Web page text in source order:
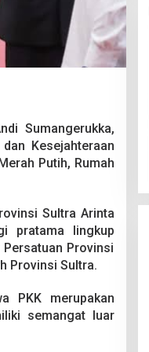
Sumangerukka,
Kesejahteraan
Putih, Rumah
Sultra Arinta
pratama lingkup
Provinsi
Provinsi Sultra.
PKK merupakan
semangat luar
Polda Sultra Sita
dan Ringkus 3
| 20 Juni 2026